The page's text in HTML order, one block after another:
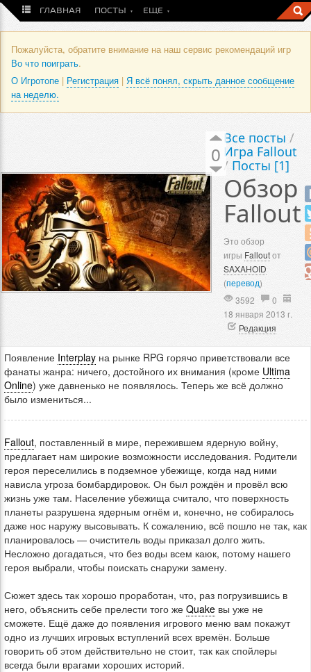
ГЛАВНАЯ ПОСТЫ ЕЩЕ
Пожалуйста, обратите внимание на наш сервис рекомендаций игр
Во что поиграть.
О Игротопе | Регистрация | Я всё понял, скрыть данное сообщение
на неделю.
0
Все посты /
Игра Fallout
/ Посты [1]
Обзор
Fallout
Это обзор
игры Falloutот
SAXAHOID
(перевод)
3592
0
18 января 2013 г.
Редакция
Появление Interplay на рынке RPG горячо приветствовали все
фанаты жанра: ничего, достойного их внимания (кроме Ultima
Online) уже давненько не появлялось. Теперь же всё должно
было измениться...
Fallout, поставленный в мире, пережившем ядерную войну,
предлагает нам широкие возможности исследования. Родители
героя переселились в подземное убежище, когда над ними
нависла угроза бомбардировок. Он был рождён и провёл всю
жизнь уже там. Население убежища считало, что поверхность
планеты разрушена ядерным огнём и, конечно, не собиралось
даже нос наружу высовывать. К сожалению, всё пошло не так, как
планировалось — очиститель воды приказал долго жить.
Несложно догадаться, что без воды всем каюк, потому нашего
героя выбрали, чтобы поискать снаружи замену.
Сюжет здесь так хорошо проработан, что, раз погрузившись в
него, объяснить себе прелести того же Quake вы уже не
сможете. Ещё даже до появления игрового меню вам покажут
одно из лучших игровых вступлений всех времён. Больше
говорить об этом действительно не стоит, так как спойлеры
всегда были врагами хороших историй.